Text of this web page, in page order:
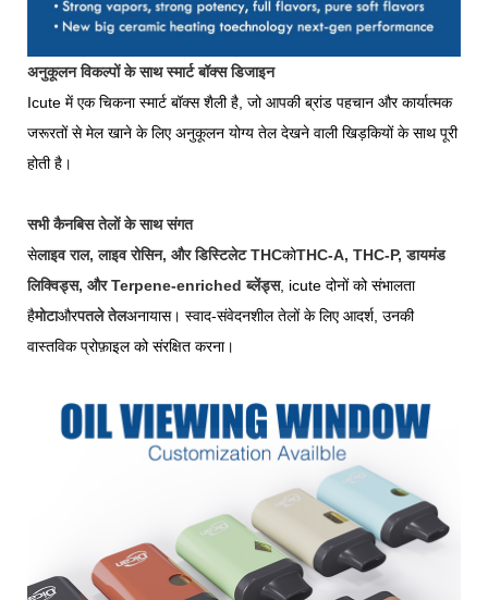
अनुकूलन विकल्पों के साथ स्मार्ट बॉक्स डिजाइन
Icute में एक चिकना स्मार्ट बॉक्स शैली है, जो आपकी ब्रांड पहचान और कार्यात्मक
जरूरतों से मेल खाने के लिए अनुकूलन योग्य तेल देखने वाली खिड़कियों के साथ पूरी
होती है।
सभी कैनबिस तेलों के साथ संगत
सेलाइव राल, लाइव रोसिन, और डिस्टिलेट THCकोTHC-A, THC-P, डायमंड
लिक्विड्स, और Terpene-enriched ब्लेंड्स, icute दोनों को संभालता
हैमोटाऔरपतले तेलअनायास। स्वाद-संवेदनशील तेलों के लिए आदर्श, उनकी
वास्तविक प्रोफ़ाइल को संरक्षित करना।